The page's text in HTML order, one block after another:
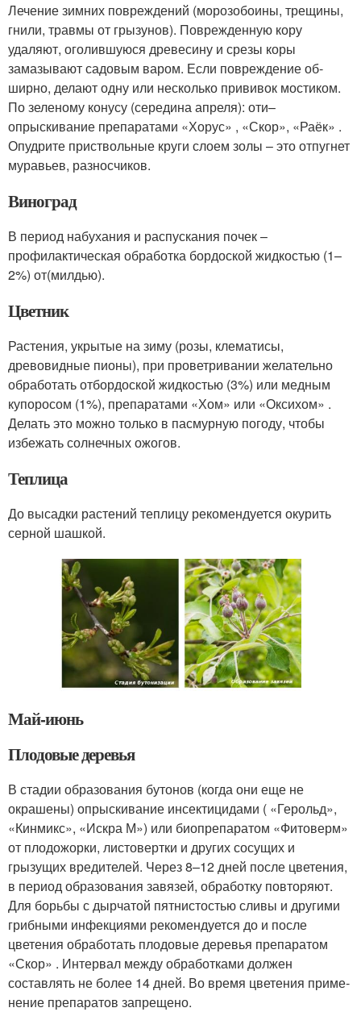
Лечение зим­них повреждений (морозобоины, тре­щины,
гнили, травмы от грызунов). По­врежденную кору
удаляют, оголившую­ся древесину и срезы коры
замазывают садовым варом. Если повреждение об­
ширно, делают одну или несколько при­вивок мостиком.
По зеленому конусу (середина апреля): оти–
опрыскивание препаратами «Хо­рус» , «Скор», «Раёк» .
Опудрите приствольные круги слоем золы – это отпугнет
муравьев, разнос­чиков.
Виноград
В период набухания и рас­пускания почек –
профилактическая об­работка бордоской жидкостью (1–
2%) от(милдью).
Цветник
Растения, укрытые на зиму (розы, клематисы,
древовидные пионы), при проветривании желательно
обра­ботать отбордоской жидкостью (3%) или медным
купоро­сом (1%), препаратами «Хом» или «Ок­сихом» .
Делать это можно только в пас­мурную погоду, чтобы
избежать солнеч­ных ожогов.
Теплица
До высадки растений теплицу рекомендуется окурить
серной шашкой.
Май-июнь
Плодовые деревья
В стадии об­разования бутонов (когда они еще не
окрашены) опрыскивание инсектици­дами ( «Герольд»,
«Кинмикс», «Искра М») или биопрепаратом «Фитоверм»
от пло­дожорки, листовертки и других со­сущих и
грызущих вредителей. Через 8–12 дней после цветения,
в пе­риод образования завязей, обработку повторяют.
Для борьбы с дырчатой пят­нистостью сливы и другими
грибными инфекциями рекомендуется до и после
цветения обработать плодовые деревья препаратом
«Скор» . Интервал между обработками должен
составлять не бо­лее 14 дней. Во время цветения приме­
нение препаратов запрещено.